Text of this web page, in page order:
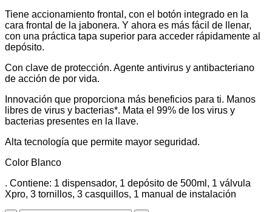
Tiene accionamiento frontal, con el botón integrado en la
cara frontal de la jabonera. Y ahora es más fácil de llenar,
con una práctica tapa superior para acceder rápidamente al
depósito.
Con clave de protección. Agente antivirus y antibacteriano
de acción de por vida.
Innovación que proporciona más beneficios para ti. Manos
libres de virus y bacterias*. Mata el 99% de los virus y
bacterias presentes en la llave.
Alta tecnología que permite mayor seguridad.
Color Blanco
. Contiene: 1 dispensador, 1 depósito de 500ml, 1 válvula
Xpro, 3 tornillos, 3 casquillos, 1 manual de instalación